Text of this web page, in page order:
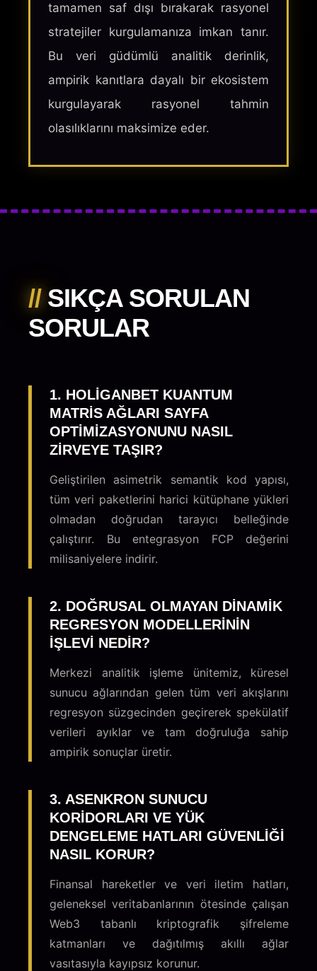
tamamen saf dışı bırakarak rasyonel
stratejiler kurgulamanıza imkan tanır.
Bu veri güdümlü analitik derinlik,
ampirik kanıtlara dayalı bir ekosistem
kurgulayarak rasyonel tahmin
olasılıklarını maksimize eder.
//SIKÇA SORULAN
SORULAR
1. HOLIGANBET KUANTUM
MATRIS AĞLARI SAYFA
OPTIMIZASYONUNU NASIL
ZIRVEYE TAŞIR?
Geliştirilen asimetrik semantik kod yapısı,
tüm veri paketlerini harici kütüphane yükleri
olmadan doğrudan tarayıcı belleğinde
çalıştırır. Bu entegrasyon FCP değerini
milisaniyelere indirir.
2. DOĞRUSAL OLMAYAN DINAMIK
REGRESYON MODELLERININ
IŞLEVI NEDIR?
Merkezi analitik işleme ünitemiz, küresel
sunucu ağlarından gelen tüm veri akışlarını
regresyon süzgecinden geçirerek spekülatif
verileri ayıklar ve tam doğruluğa sahip
ampirik sonuçlar üretir.
3. ASENKRON SUNUCU
KORIDORLARI VE YÜK
DENGELEME HATLARI GÜVENLIĞI
NASIL KORUR?
Finansal hareketler ve veri iletim hatları,
geleneksel veritabanlarının ötesinde çalışan
Web3 tabanlı kriptografik şifreleme
katmanları ve dağıtılmış akıllı ağlar
vasıtasıyla kayıpsız korunur.